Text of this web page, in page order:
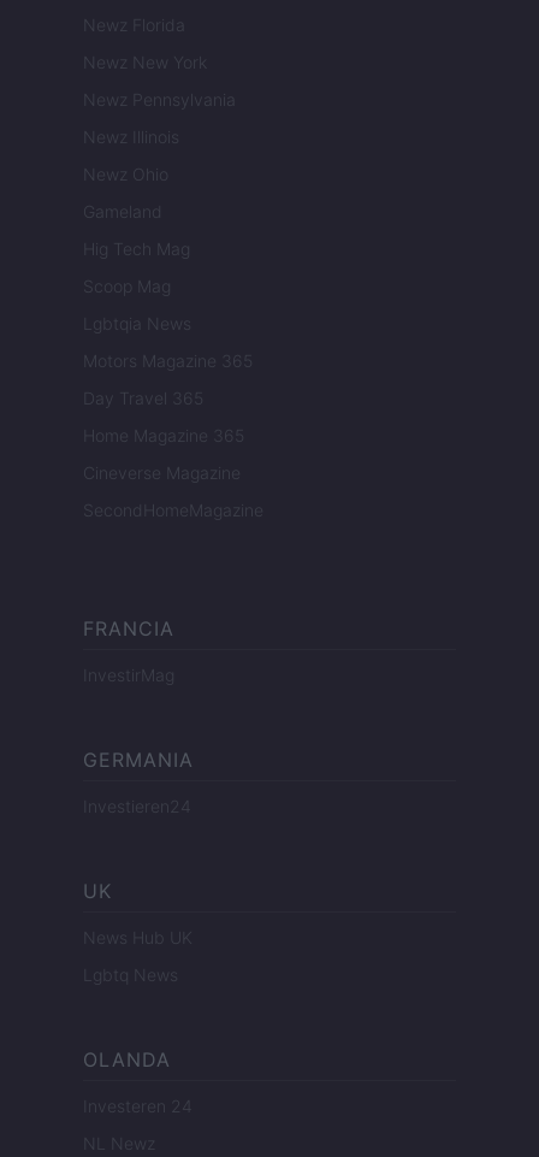
Newz Florida
Newz New York
Newz Pennsylvania
Newz Illinois
Newz Ohio
Gameland
Hig Tech Mag
Scoop Mag
Lgbtqia News
Motors Magazine 365
Day Travel 365
Home Magazine 365
Cineverse Magazine
SecondHomeMagazine
FRANCIA
InvestirMag
GERMANIA
Investieren24
UK
News Hub UK
Lgbtq News
OLANDA
Investeren 24
NL Newz